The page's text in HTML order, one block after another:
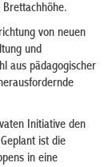
von neuen
und
aus pädagogischer
Initiative den
ist die
in eine